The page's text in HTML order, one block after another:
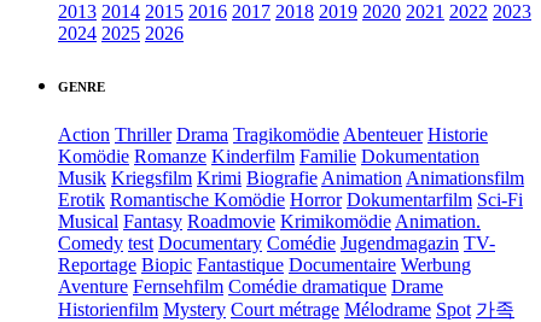
2013 2014 2015 2016 2017 2018 2019 2020 2021 2022 2023
2024 2025 2026
GENRE
Action Thriller Drama Tragikomödie Abenteuer Historie
Komödie Romanze Kinderfilm Familie Dokumentation
Musik Kriegsfilm Krimi Biografie Animation Animationsfilm
Erotik Romantische Komödie Horror Dokumentarfilm Sci-Fi
Musical Fantasy Roadmovie Krimikomödie Animation.
Comedy test Documentary Comédie Jugendmagazin TV-
Reportage Biopic Fantastique Documentaire Werbung
Aventure Fernsehfilm Comédie dramatique Drame
Historienfilm Mystery Court métrage Mélodrame Spot 가족